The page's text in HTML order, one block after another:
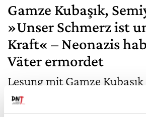
Gamze Kubaşık,
»Unser Schmerz ist
Kraft« – Neonazis
Väter ermordet
Lesung mit Gamze
Werner